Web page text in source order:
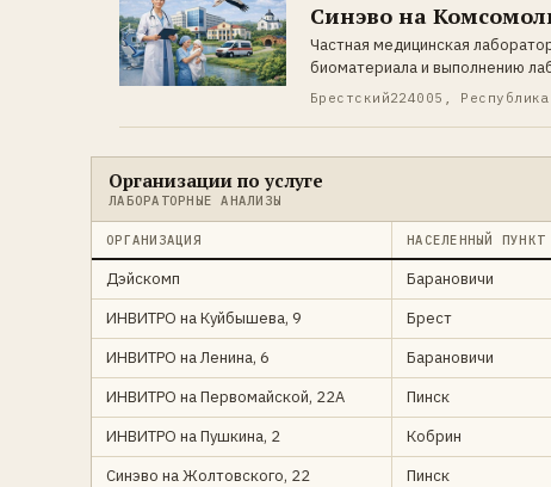
Синэво на
Частная медицинская
биоматериала и выполнению
Брестский224005,
Организации по услуге
ЛАБОРАТОРНЫЕ АНАЛИЗЫ
ОРГАНИЗАЦИЯ НАСЕЛЕННЫЙ ПУНКТ
Дэйскомп Барановичи
ИНВИТРО на Куйбышева, 9
Брест
ИНВИТРО на Ленина, 6
Барановичи
ИНВИТРО на Первомайской, 22А
Пинск
ИНВИТРО на Пушкина, 2
Кобрин
Синэво на Жолтовского, 22
Пинск